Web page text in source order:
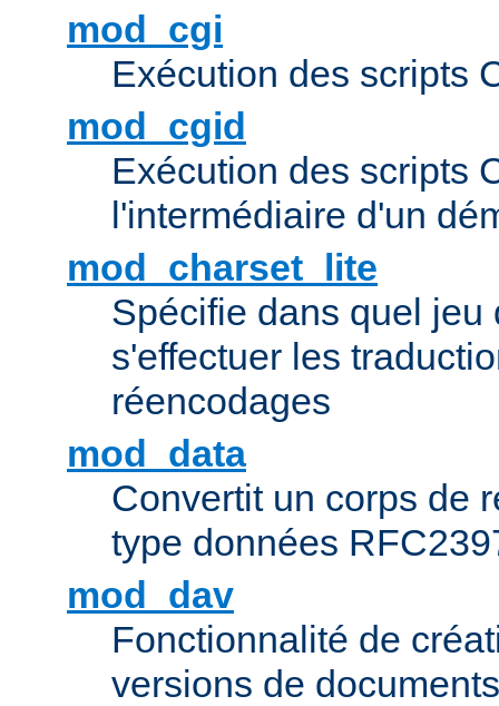
mod_cgi
Exécution des scripts
mod_cgid
Exécution des scripts
l'intermédiaire d'un
mod_charset_lite
Spécifie dans quel jeu
s'effectuer les
réencodages
mod_data
Convertit un corps de
type données
mod_dav
Fonctionnalité de
versions de